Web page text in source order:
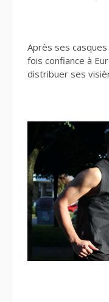
Après ses
fois confiance à
distribuer ses